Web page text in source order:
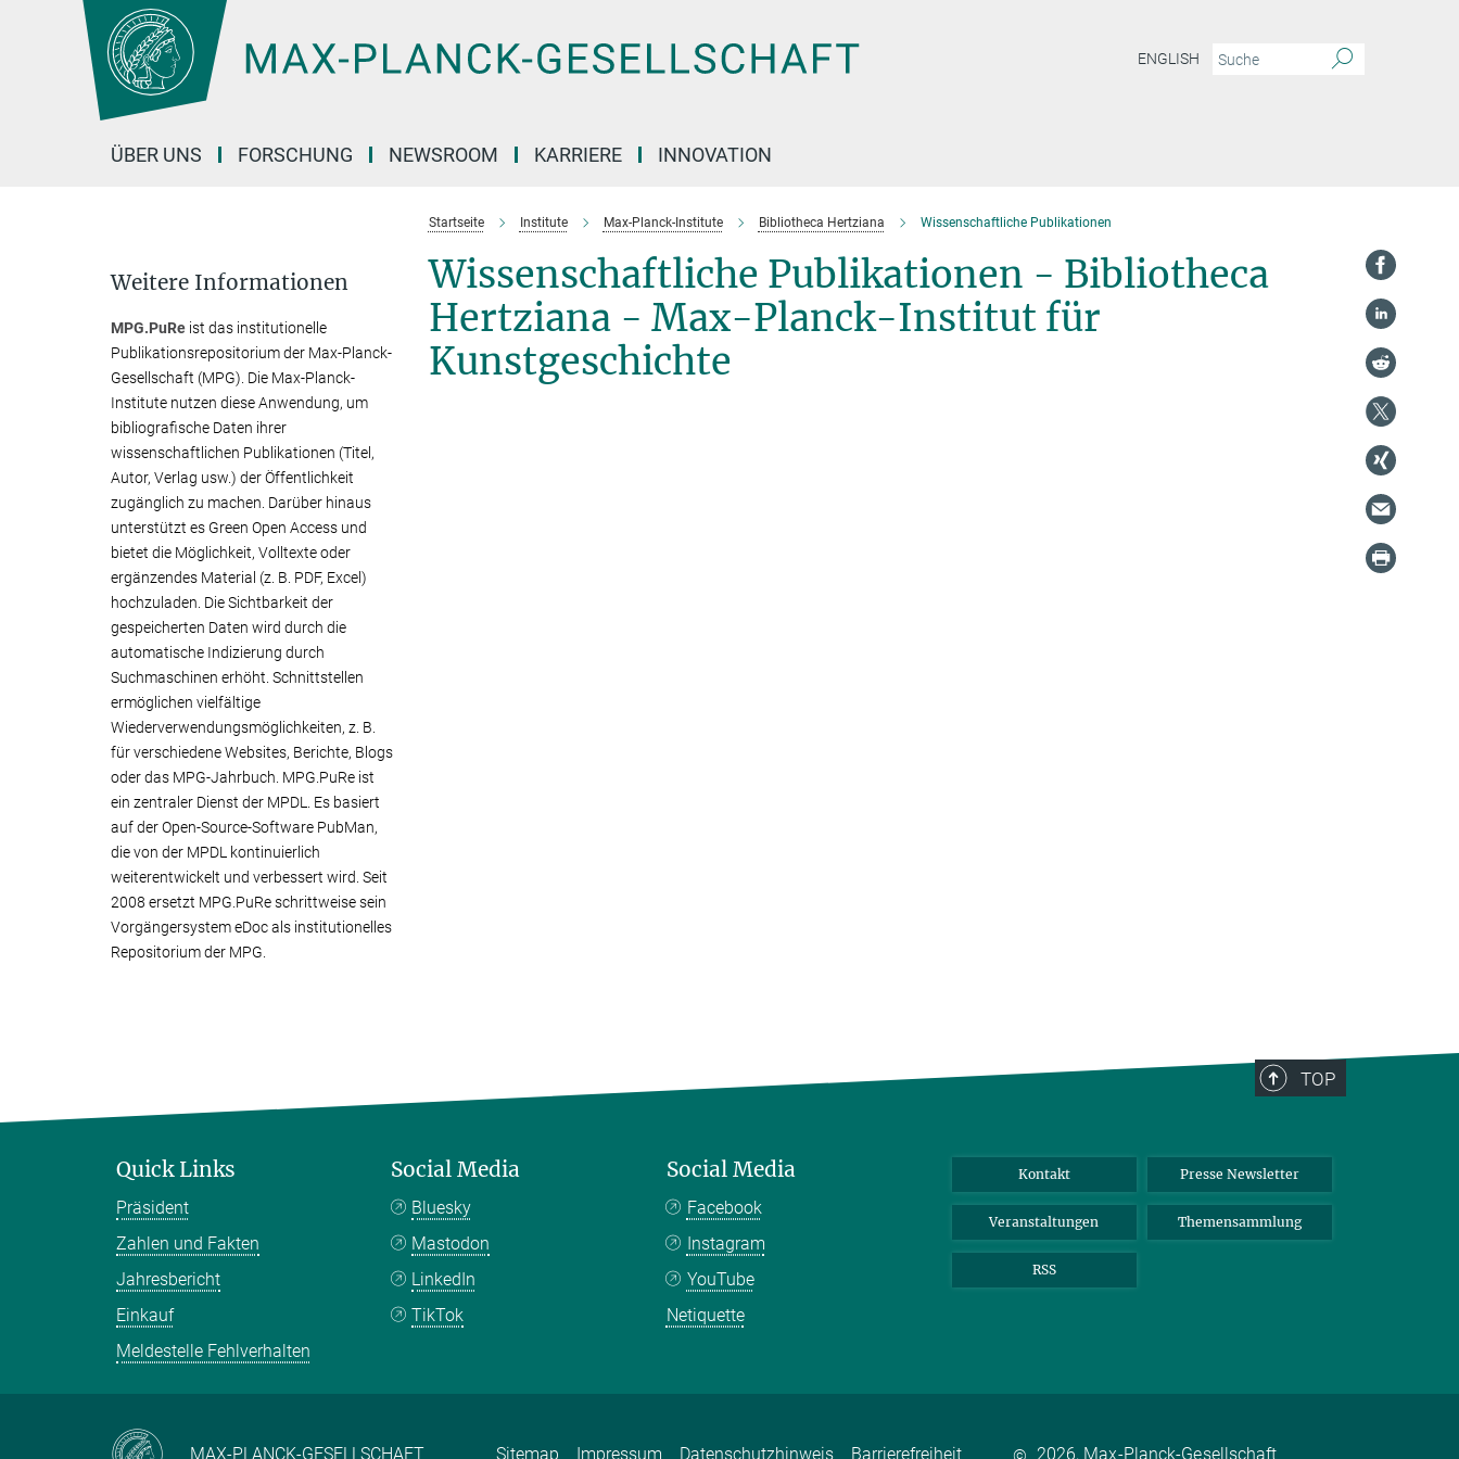
Hauptinhalt
ENGLISH
ÜBER UNS FORSCHUNG NEWSROOM KARRIERE INNOVATION
Startseite Institute Max-Planck-Institute Bibliotheca Hertziana Wissenschaftliche Publikationen
Wissenschaftliche Publikationen - Bibliotheca
Hertziana - Max-Planck-Institut für
Kunstgeschichte
Weitere Informationen
MPG.PuRe ist das institutionelle
Publikationsrepositorium der Max-Planck-
Gesellschaft (MPG). Die Max-Planck-
Institute nutzen diese Anwendung, um
bibliografische Daten ihrer
wissenschaftlichen Publikationen (Titel,
Autor, Verlag usw.) der Öffentlichkeit
zugänglich zu machen. Darüber hinaus
unterstützt es Green Open Access und
bietet die Möglichkeit, Volltexte oder
ergänzendes Material (z. B. PDF, Excel)
hochzuladen. Die Sichtbarkeit der
gespeicherten Daten wird durch die
automatische Indizierung durch
Suchmaschinen erhöht. Schnittstellen
ermöglichen vielfältige
Wiederverwendungsmöglichkeiten, z. B.
für verschiedene Websites, Berichte, Blogs
oder das MPG-Jahrbuch. MPG.PuRe ist
ein zentraler Dienst der MPDL. Es basiert
auf der Open-Source-Software PubMan,
die von der MPDL kontinuierlich
weiterentwickelt und verbessert wird. Seit
2008 ersetzt MPG.PuRe schrittweise sein
Vorgängersystem eDoc als institutionelles
Repositorium der MPG.
TOP
Quick Links
Präsident
Zahlen und Fakten
Jahresbericht
Einkauf
Meldestelle Fehlverhalten
Social Media
Bluesky
Mastodon
LinkedIn
TikTok
Social Media
Facebook
Instagram
YouTube
Netiquette
Kontakt Presse Newsletter
Veranstaltungen Themensammlung
RSS
MAX-PLANCK-GESELLSCHAFT Sitemap Impressum Datenschutzhinweis Barrierefreiheit 2026, Max-Planck-Gesellschaft